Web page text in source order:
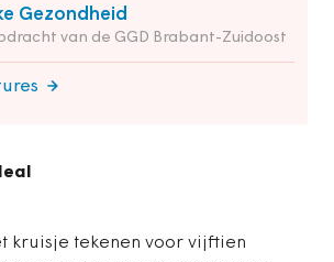
Gezondheid
van de GGD Brabant-Zuidoost
kruisje tekenen voor vijftien